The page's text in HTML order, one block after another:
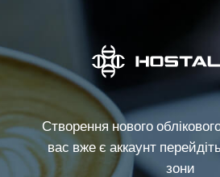
Створення нового
вас вже є аккаунт
зони